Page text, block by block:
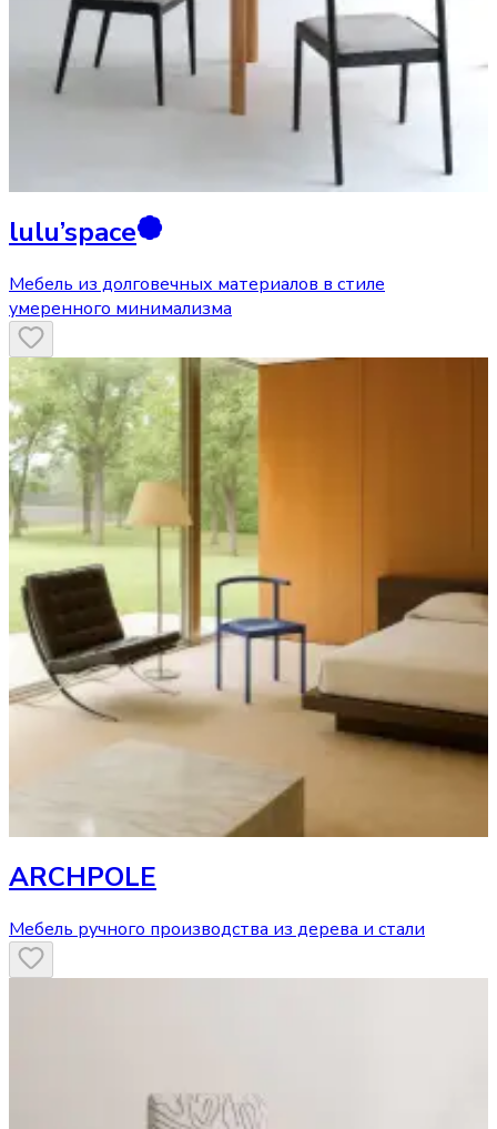
lulu’space
Мебель из долговечных материалов в стиле
умеренного минимализма
ARCHPOLE
Мебель ручного производства из дерева и стали